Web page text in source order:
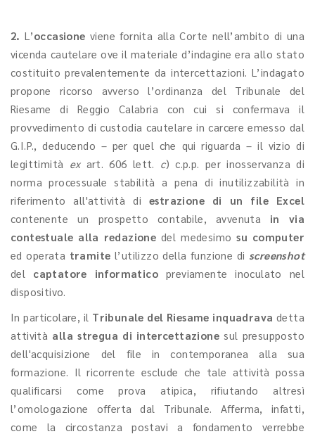
2. L’occasione viene fornita alla Corte nell’ambito di una
vicenda cautelare ove il materiale d’indagine era allo stato
costituito prevalentemente da intercettazioni. L’indagato
propone ricorso avverso l’ordinanza del Tribunale del
Riesame di Reggio Calabria con cui si confermava il
provvedimento di custodia cautelare in carcere emesso dal
G.I.P., deducendo – per quel che qui riguarda – il vizio di
legittimità exart. 606 lett. c) c.p.p. per inosservanza di
norma processuale stabilità a pena di inutilizzabilità in
riferimento all'attività di estrazione di un file Excel
contenente un prospetto contabile, avvenuta in via
contestuale alla redazione del medesimosu computer
ed operata tramite l’utilizzo della funzione di screenshot
del captatore informatico previamente inoculato nel
dispositivo.
In particolare, il Tribunale del Riesame inquadrava detta
attività alla stregua di intercettazione sul presupposto
dell'acquisizione del file in contemporanea alla sua
formazione. Il ricorrente esclude che tale attività possa
qualificarsi come prova atipica, rifiutando altresì
l’omologazione offerta dal Tribunale. Afferma, infatti,
come la circostanza postavi a fondamento verrebbe